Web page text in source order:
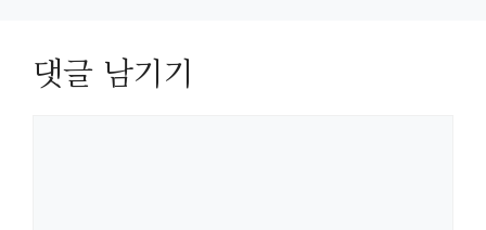
댓글 남기기